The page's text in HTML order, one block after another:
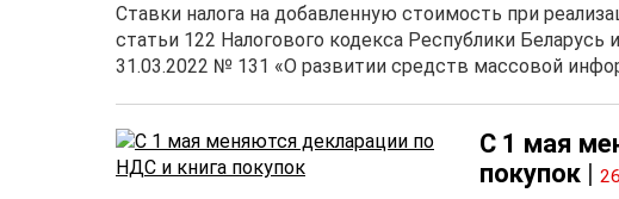
Ставки налога на добавленную стоимость при
статьи 122 Налогового кодекса Республики
31.03.2022 № 131 «О развитии средств массовой
С 1 мая
покупок |